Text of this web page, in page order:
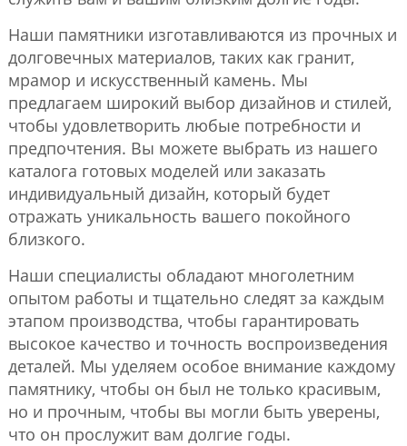
Наши памятники изготавливаются из прочных и
долговечных материалов, таких как гранит,
мрамор и искусственный камень. Мы
предлагаем широкий выбор дизайнов и стилей,
чтобы удовлетворить любые потребности и
предпочтения. Вы можете выбрать из нашего
каталога готовых моделей или заказать
индивидуальный дизайн, который будет
отражать уникальность вашего покойного
близкого.
Наши специалисты обладают многолетним
опытом работы и тщательно следят за каждым
этапом производства, чтобы гарантировать
высокое качество и точность воспроизведения
деталей. Мы уделяем особое внимание каждому
памятнику, чтобы он был не только красивым,
но и прочным, чтобы вы могли быть уверены,
что он прослужит вам долгие годы.